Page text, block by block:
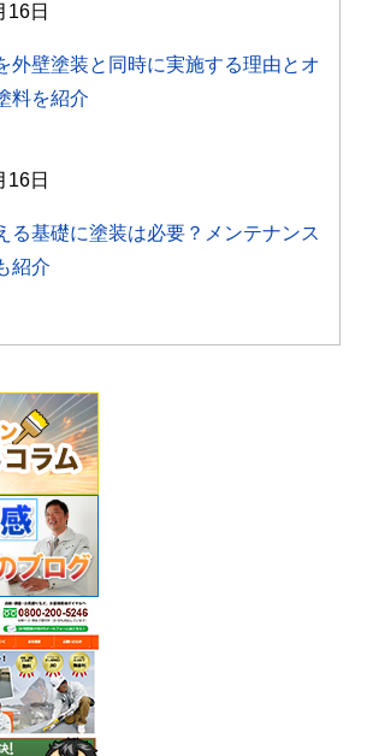
16日
外壁塗装と同時に実施する理由とオ
料を紹介
16日
る基礎に塗装は必要？メンテナンス
紹介